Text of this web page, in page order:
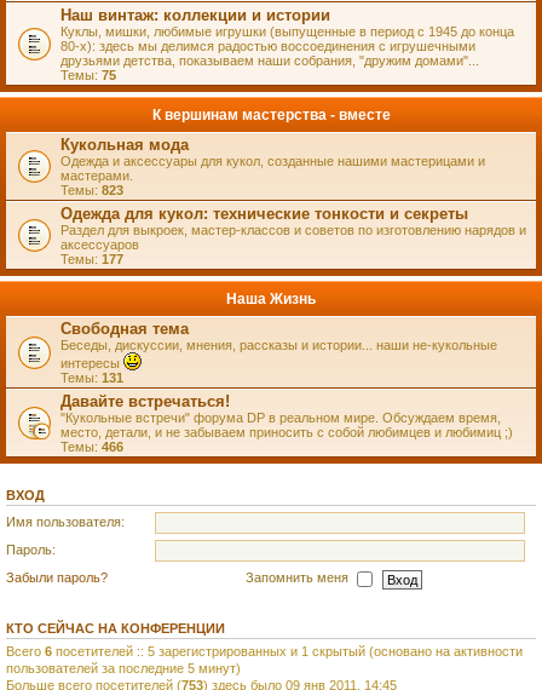
Наш винтаж: коллекции и истории
Куклы, мишки, любимые игрушки (выпущенные в период с 1945 до конца
80-х): здесь мы делимся радостью воссоединения с игрушечными
друзьями детства, показываем наши собрания, "дружим домами"...
Темы: 75
К вершинам мастерства - вместе
Кукольная мода
Одежда и аксессуары для кукол, созданные нашими мастерицами и
мастерами.
Темы: 823
Одежда для кукол: технические тонкости и секреты
Раздел для выкроек, мастер-классов и советов по изготовлению нарядов и
аксессуаров
Темы: 177
Наша Жизнь
Свободная тема
Беседы, дискуссии, мнения, рассказы и истории... наши не-кукольные
интересы
Темы: 131
Давайте встречаться!
"Кукольные встречи" форума DP в реальном мире. Обсуждаем время,
место, детали, и не забываем приносить с собой любимцев и любимиц ;)
Темы: 466
ВХОД
Имя пользователя:
Пароль:
Забыли пароль?
Запомнить меня
КТО СЕЙЧАС НА КОНФЕРЕНЦИИ
Всего 6 посетителей :: 5 зарегистрированных и 1 скрытый (основано на активности
пользователей за последние 5 минут)
Больше всего посетителей (753) здесь было 09 янв 2011, 14:45